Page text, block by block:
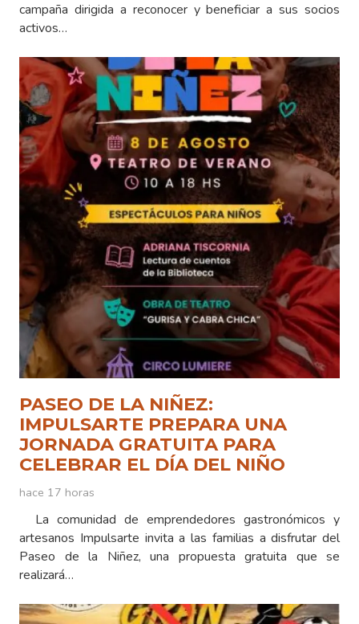
campaña dirigida a reconocer y beneficiar a sus socios
activos…
PASEO DE LA NIÑEZ:
IMPULSARTE PREPARA UNA
JORNADA GRATUITA PARA
CELEBRAR EL DÍA DEL NIÑO
hace 17 horas
La comunidad de emprendedores gastronómicos y
artesanos Impulsarte invita a las familias a disfrutar del
Paseo de la Niñez, una propuesta gratuita que se
realizará…